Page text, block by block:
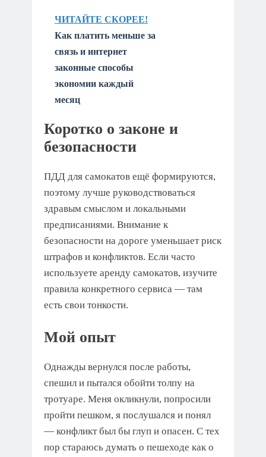
ЧИТАЙТЕ СКОРЕЕ!
Как платить меньше за
связь и интернет
законные способы
экономии каждый
месяц
Коротко о законе и
безопасности
ПДД для самокатов ещё формируются,
поэтому лучше руководствоваться
здравым смыслом и локальными
предписаниями. Внимание к
безопасности на дороге уменьшает риск
штрафов и конфликтов. Если часто
используете аренду самокатов, изучите
правила конкретного сервиса — там
есть свои тонкости.
Мой опыт
Однажды вернулся после работы,
спешил и пытался обойти толпу на
тротуаре. Меня окликнули, попросили
пройти пешком, я послушался и понял
— конфликт был бы глуп и опасен. С тех
пор стараюсь думать о пешеходе как о